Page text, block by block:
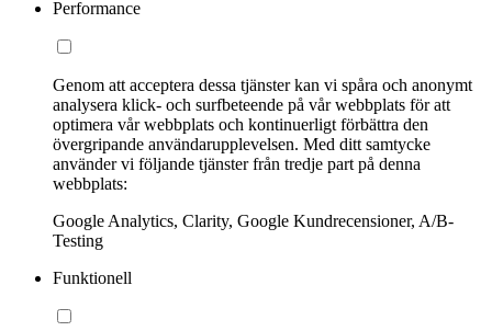
Performance
Genom att acceptera dessa tjänster kan vi spåra och anonymt
analysera klick- och surfbeteende på vår webbplats för att
optimera vår webbplats och kontinuerligt förbättra den
övergripande användarupplevelsen. Med ditt samtycke
använder vi följande tjänster från tredje part på denna
webbplats:
Google Analytics, Clarity, Google Kundrecensioner, A/B-
Testing
Funktionell